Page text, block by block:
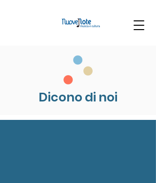
Dicono di noi